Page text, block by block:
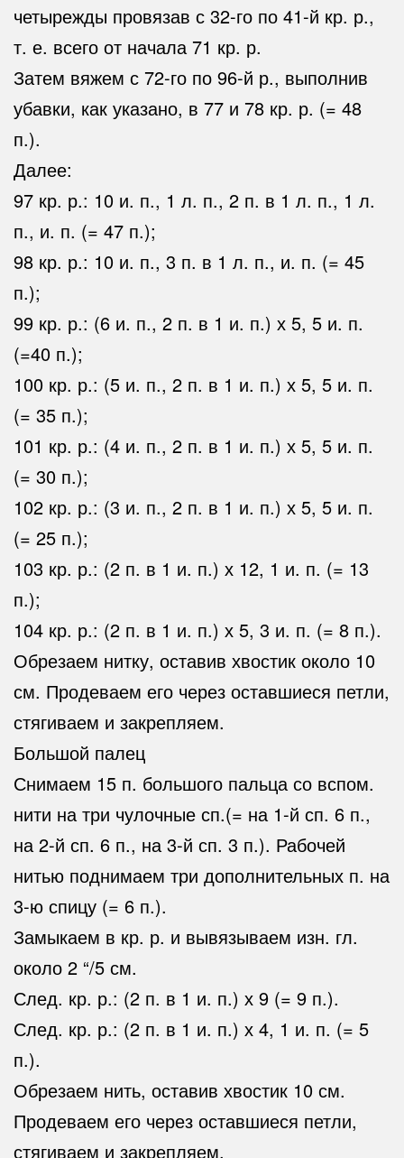
четырежды провязав с 32-го по 41-й кр. р.,
т. е. всего от начала 71 кр. р.
Затем вяжем с 72-го по 96-й р., выполнив
убавки, как указано, в 77 и 78 кр. р. (= 48
п.).
Далее:
97 кр. р.: 10 и. п., 1 л. п., 2 п. в 1 л. п., 1 л.
п., и. п. (= 47 п.);
98 кр. р.: 10 и. п., 3 п. в 1 л. п., и. п. (= 45
п.);
99 кр. р.: (6 и. п., 2 п. в 1 и. п.) х 5, 5 и. п.
(=40 п.);
100 кр. р.: (5 и. п., 2 п. в 1 и. п.) х 5, 5 и. п.
(= 35 п.);
101 кр. р.: (4 и. п., 2 п. в 1 и. п.) х 5, 5 и. п.
(= 30 п.);
102 кр. р.: (3 и. п., 2 п. в 1 и. п.) х 5, 5 и. п.
(= 25 п.);
103 кр. р.: (2 п. в 1 и. п.) х 12, 1 и. п. (= 13
п.);
104 кр. р.: (2 п. в 1 и. п.) х 5, 3 и. п. (= 8 п.).
Обрезаем нитку, оставив хвостик около 10
см. Продеваем его через оставшиеся петли,
стягиваем и закрепляем.
Большой палец
Снимаем 15 п. большого пальца со вспом.
нити на три чулочные сп.(= на 1-й сп. 6 п.,
на 2-й сп. 6 п., на 3-й сп. 3 п.). Рабочей
нитью поднимаем три дополнительных п. на
3-ю спицу (= 6 п.).
Замыкаем в кр. р. и вывязываем изн. гл.
около 2 “/5 см.
След. кр. р.: (2 п. в 1 и. п.) х 9 (= 9 п.).
След. кр. р.: (2 п. в 1 и. п.) х 4, 1 и. п. (= 5
п.).
Обрезаем нить, оставив хвостик 10 см.
Продеваем его через оставшиеся петли,
стягиваем и закрепляем.